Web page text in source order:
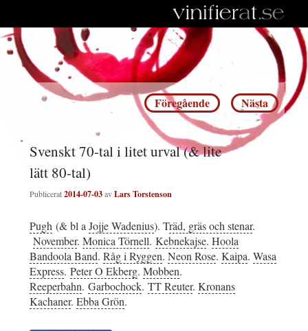
Inläggsnavigering
Föregående Nästa
Svenskt 70-tal i litet urval (& lite
lätt 80-tal)
Publicerat2014-07-03avLars Torstenson
Pugh (& bl aJojje Wadenius). Träd, gräs och stenar.
November. Monica Törnell. Kebnekajse. Hoola
Bandoola Band. Råg i Ryggen. Neon Rose. Kaipa. Wasa
Express. Peter O Ekberg. Mobben.
Reeperbahn. Garbochock. TT Reuter. Kronans
Kachaner. Ebba Grön.